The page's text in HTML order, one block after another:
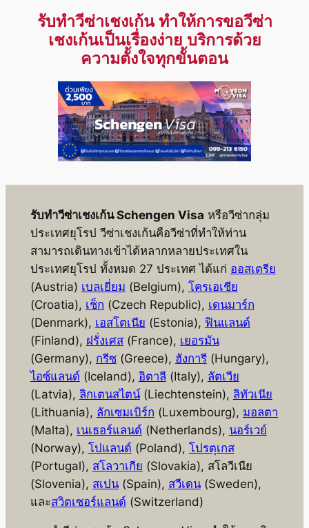
รับทำวีซ่าเชงเก้น ทำให้การขอวีซ่า
เชงเก้นเป็นเรื่องง่าย บริการด้วย
ความตั้งใจทุกขั้นตอน
รับทำวีซ่าเชงเก้น Schengen Visa หรือวีซ่ากลุ่ม
ประเทศยุโรป วีซ่าเชงเก้นคือวีซ่าที่ทำให้ท่าน
สามารถเดินทางเข้าได้หลากหลายประเทศใน
ประเทศยุโรป ทั้งหมด 27 ประเทศ ได้แก่ ออสเตรีย
(Austria) เบลเยี่ยม (Belgium), โครเอเชีย
(Croatia), เช็ก (Czech Republic), เดนมาร์ก
(Denmark), เอสโตเนีย (Estonia), ฟินแลนด์
(Finland), ฝรั่งเศส(France), เยอรมัน
(Germany), กรีซ(Greece), ฮังการี(Hungary),
ไอซ์แลนด์ (Iceland), อิตาลี (Italy), ลัตเวีย
(Latvia), ลิกเตนสไตน์(Liechtenstein), ลิทัวเนีย
(Lithuania), ลักเซมเบิร์ก (Luxembourg), มอลตา
(Malta), เนเธอร์แลนด์ (Netherlands), นอร์เวย์
(Norway), โปแลนด์ (Poland), โปรตุเกส
(Portugal), สโลวาเกีย (Slovakia), สโลวีเนีย
(Slovenia), สเปน(Spain), สวีเดน(Sweden),
และสวิตเซอร์แลนด์ (Switzerland)